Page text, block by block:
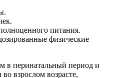
питания.
физические
в перинатальный период и
взрослом возрасте,